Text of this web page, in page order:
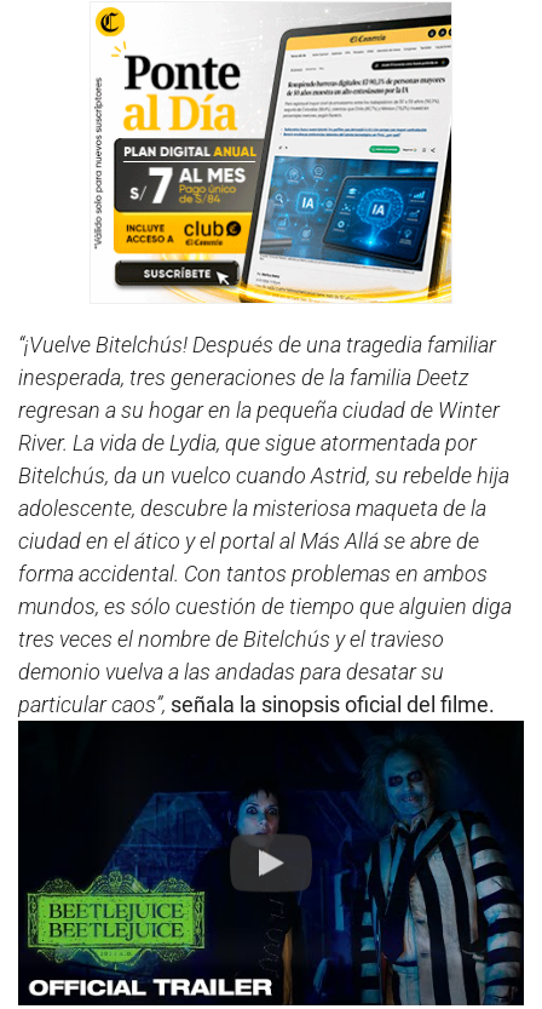
“¡Vuelve Bitelchús! Después de una tragedia familiar
inesperada, tres generaciones de la familia Deetz
regresan a su hogar en la pequeña ciudad de Winter
River. La vida de Lydia, que sigue atormentada por
Bitelchús, da un vuelco cuando Astrid, su rebelde hija
adolescente, descubre la misteriosa maqueta de la
ciudad en el ático y el portal al Más Allá se abre de
forma accidental. Con tantos problemas en ambos
mundos, es sólo cuestión de tiempo que alguien diga
tres veces el nombre de Bitelchús y el travieso
demonio vuelva a las andadas para desatar su
particular caos”, señala la sinopsis oficial del filme.
Play